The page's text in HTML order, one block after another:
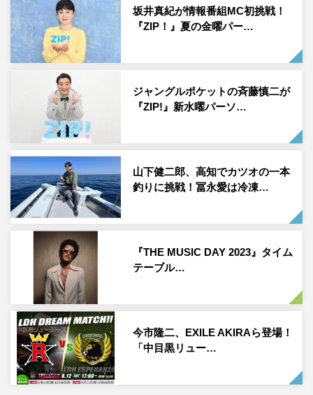
界を魅了するアーティスト、ブルーノ・マーズに単独イン
タビューした模様を送る。
三代目 J SOUL BROTHERSのパフォーマーとして活躍す
る山下健二郎が憧れのブルーノ・マーズに、曲作りについ
てや、昨年10月に開催された初の東京ドーム公演の思い
出、来年1月に開催されるブルーノ・マーズの今世紀最大
のベスト・ヒット・ライブ「ベスト・オブ・ブルーノ・マ
ーズ・ライブ at 東京ドーム公演への意気込みを聞く。
また、曜日パーソナリティーが自身のお薦めを紹介する番
組内コーナー「プレゼンZIP!」でたびたび、大好きなブル
ーノ・マーズの楽曲やダンスを紹介してきた山下が、憧れ
の存在を前にお気に入りの楽曲「Finesse」のダンスを披
露。さらに、ブルーノ・マーズが大好きなあるモノを山下
がプレゼント。ブルーノの反応はいかに。
番組情報
『ZIP!』
日本テレビ系
毎週月曜～金曜 午前5時50分～9時 ※一部地域を除く
坂井真紀が情報番組MC初挑戦！
『ZIP！』夏の金曜パー…
ジャングルポケットの斉藤慎二が
『ZIP!』新水曜パーソ…
山下健二郎、高知でカツオの一本
釣りに挑戦！冨永愛は冷凍…
『THE MUSIC DAY 2023』タイム
テーブル…
今市隆二、EXILE AKIRAら登場！
「中目黒リュー…